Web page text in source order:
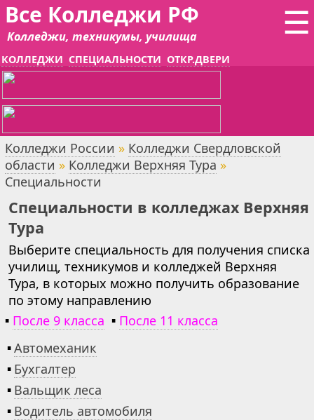
☰
Все Колледжи РФ
Колледжи, техникумы, училища
КОЛЛЕДЖИ СПЕЦИАЛЬНОСТИ ОТКР.ДВЕРИ
Колледжи России » Колледжи Свердловской
области » Колледжи Верхняя Тура »
Специальности
Специальности в колледжах Верхняя
Тура
Выберите специальность для получения списка
училищ, техникумов и колледжей Верхняя
Тура, в которых можно получить образование
по этому направлению
▪ После 9 класса ▪ После 11 класса
▪Автомеханик
▪ Бухгалтер
▪ Вальщик леса
▪ Водитель автомобиля